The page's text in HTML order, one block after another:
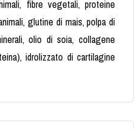
fibre vegetali, proteine
glutine di mais, polpa di
olio di soia, collagene
idrolizzato di cartilagine